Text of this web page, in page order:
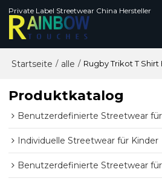
Private Label Streetwear China Hersteller
Startseite / alle / Rugby Trikot T Shirt
Produktkatalog
Benutzerdefinierte Streetwear
Individuelle Streetwear für Kinder
Benutzerdefinierte Streetwear